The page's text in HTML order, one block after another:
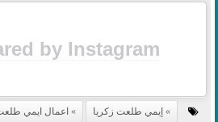
by Instagram
إيمي طلعت زكريا اعمال ايمي